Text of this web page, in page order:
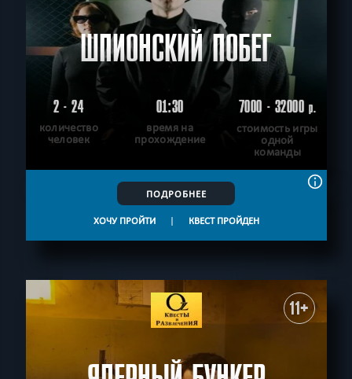
ШПИОНСКИЙ ПОБЕГ
2 - 24
количество
человек
01:30
время на
прохождение
7000 - 32000р.
стоимость игры
одной
команды
ПОДРОБНЕЕ
ХОЧУ ПРОЙТИ | КВЕСТ ПРОЙДЕН
11+